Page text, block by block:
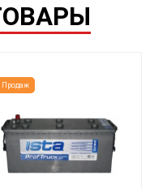
Продаж